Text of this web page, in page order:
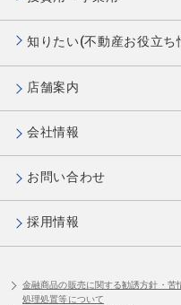
知りたい(不動産お役立ち
店舗案内
会社情報
お問い合わせ
採用情報
金融商品の販売に関する勧誘方針・苦
処理処置等について